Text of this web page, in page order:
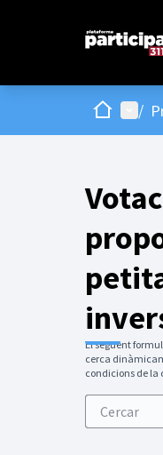
Inici Menú
/
El següent
cerca
condicions de la